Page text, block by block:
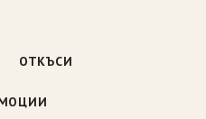
ОТКЪСИ